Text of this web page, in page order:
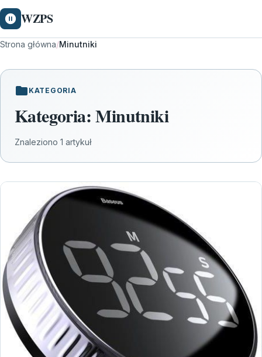
WZPS
Strona główna/Minutniki
KATEGORIA
Kategoria:Minutniki
Znaleziono 1 artykuł